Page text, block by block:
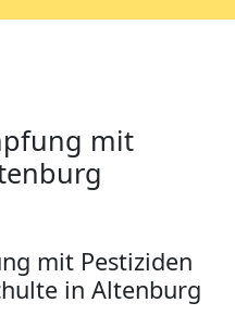
mit
mit Pestiziden
in Altenburg